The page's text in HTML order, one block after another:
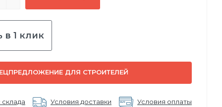
в 1 клик
ДЛЯ СТРОИТЕЛЕЙ
Условия доставки Условия оплаты